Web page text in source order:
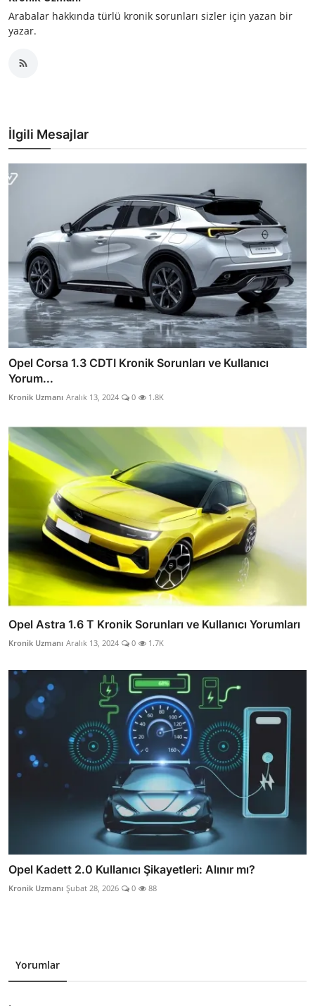
Arabalar hakkında türlü kronik sorunları sizler için yazan bir
yazar.
İlgili Mesajlar
Opel Corsa 1.3 CDTI Kronik Sorunları ve Kullanıcı
Yorum...
Kronik Uzmanı Aralık 13, 2024 0 1.8K
Opel Astra 1.6 T Kronik Sorunları ve Kullanıcı Yorumları
Kronik Uzmanı Aralık 13, 2024 0 1.7K
Opel Kadett 2.0 Kullanıcı Şikayetleri: Alınır mı?
Kronik Uzmanı Şubat 28, 2026 0 88
Yorumlar